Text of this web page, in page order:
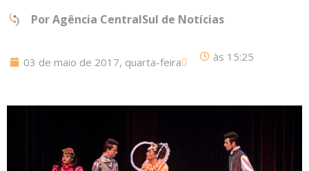
PorAgência CentralSul de Notícias
03 de maio de 2017, quarta-feira às 15:25